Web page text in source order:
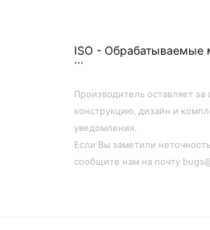
ISO - Обрабатываемые
...
Производитель оставляет
конструкцию, дизайн и
уведомления.
Если Вы заметили
сообщите нам на почту